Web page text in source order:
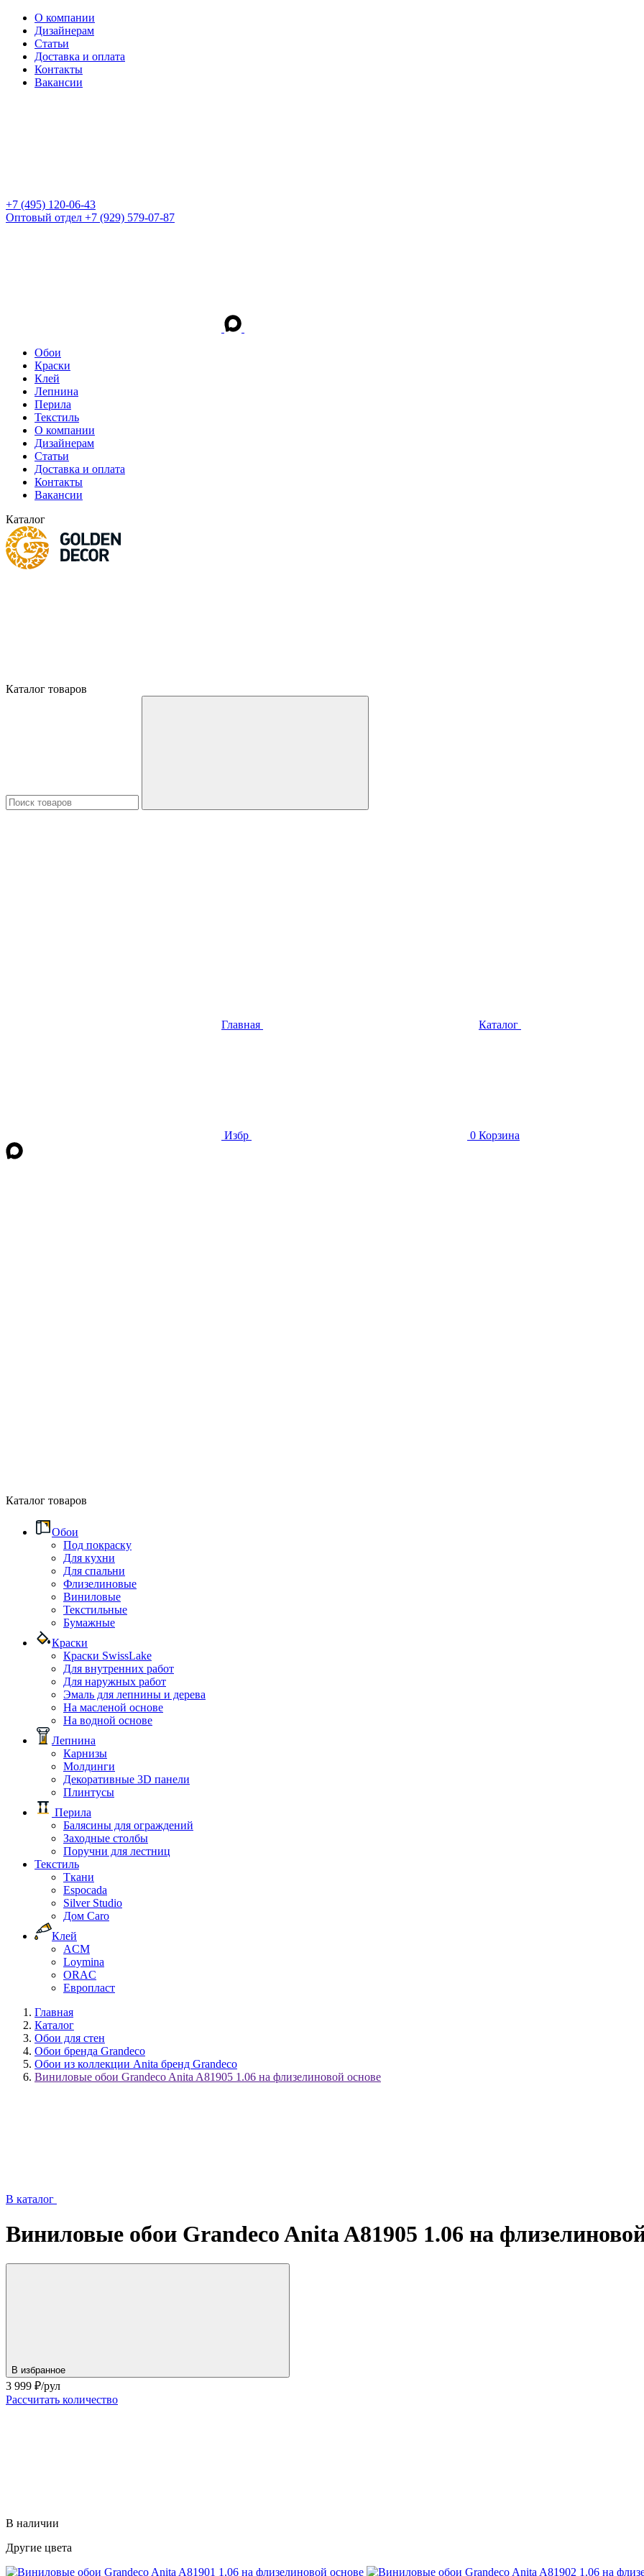
О компании
Дизайнерам
Статьи
Доставка и оплата
Контакты
Вакансии
+7 (495) 120-06-43
Оптовый отдел +7 (929) 579-07-87
Обои
Краски
Клей
Лепнина
Перила
Текстиль
О компании
Дизайнерам
Статьи
Доставка и оплата
Контакты
Вакансии
Каталог
Каталог товаров
Главная Каталог
Избр 0 Корзина
Каталог товаров
Обои
Под покраску
Для кухни
Для спальни
Флизелиновые
Виниловые
Текстильные
Бумажные
Краски
Краски SwissLake
Для внутренних работ
Для наружных работ
Эмаль для лепнины и дерева
На масленой основе
На водной основе
Лепнина
Карнизы
Молдинги
Декоративные 3D панели
Плинтусы
Перила
Балясины для ограждений
Заходные столбы
Поручни для лестниц
Текстиль
Ткани
Espocada
Silver Studio
Дом Caro
Клей
ACM
Loymina
ORAC
Европласт
Главная
Каталог
Обои для стен
Обои бренда Grandeco
Обои из коллекции Anita бренд Grandeco
Виниловые обои Grandeco Anita A81905 1.06 на флизелиновой основе
В каталог
Виниловые обои Grandeco Anita A81905 1.06 на
В избранное
3 999 ₽/рул
Рассчитать количество
В наличии
Другие цвета